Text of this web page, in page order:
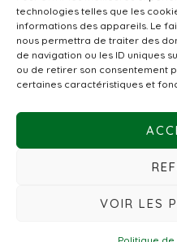
technologies telles que les
informations des appareils. Le
nous permettra de traiter des
de navigation ou les ID uniques
ou de retirer son consentement
certaines caractéristiques et
VOIR LES